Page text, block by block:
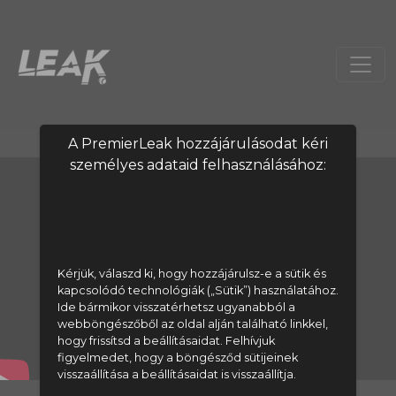
A PremierLeak hozzájárulásodat kéri
személyes adataid felhasználásához:
Kérjük, válaszd ki, hogy hozzájárulsz-e a sütik és
kapcsolódó technológiák („Sütik”) használatához.
Ide bármikor visszatérhetsz ugyanabból a
webböngészőből az oldal alján található linkkel,
hogy frissítsd a beállításaidat. Felhívjuk
figyelmedet, hogy a böngésződ sütijeinek
visszaállítása a beállításaidat is visszaállítja.